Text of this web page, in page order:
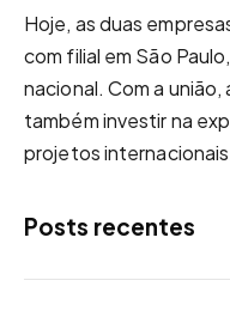
Hoje, as duas
com filial em São
nacional. Com a
também investir na
projetos
Posts recentes